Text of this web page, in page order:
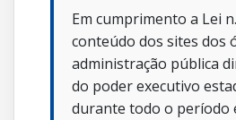
Em cumprimento a Lei
conteúdo dos sites dos
administração pública
do poder executivo
durante todo o período